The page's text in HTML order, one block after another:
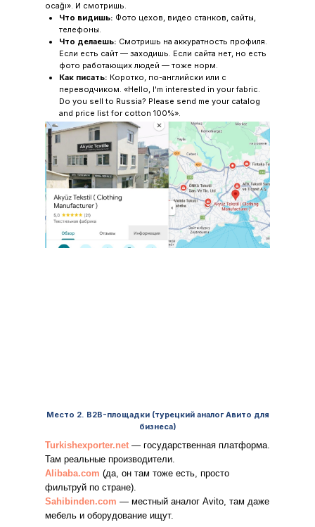
ocağı». И смотришь.
Что видишь: Фото цехов, видео станков, сайты,
телефоны.
Что делаешь: Смотришь на аккуратность профиля.
Если есть сайт — заходишь. Если сайта нет, но есть
фото работающих людей — тоже норм.
Как писать: Коротко, по-английски или с
переводчиком. «Hello, I'm interested in your fabric.
Do you sell to Russia? Please send me your catalog
and price list for cotton 100%».
Дело вкуса, то же самое можно сделать и на
Яндекс-картах
Место 2. B2B-площадки (турецкий аналог Авито для
бизнеса)
Turkishexporter.net — государственная платформа.
Там реальные производители.
Alibaba.com (да, он там тоже есть, просто
фильтруй по стране).
Sahibinden.com — местный аналог Avito, там даже
мебель и оборудование ищут.